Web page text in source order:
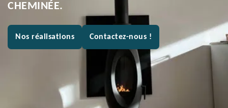
CHEMINÉE.
Nos réalisations Contactez-nous !